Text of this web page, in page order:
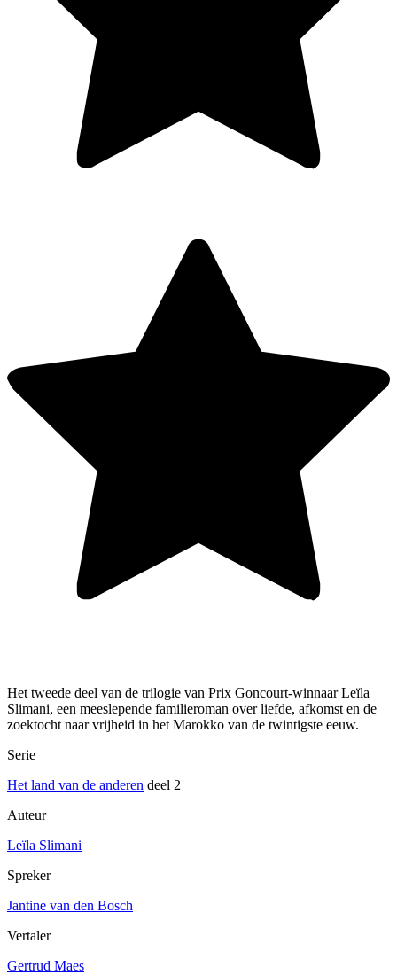
Het tweede deel van de trilogie van Prix Goncourt-winnaar Leïla
Slimani, een meeslepende familieroman over liefde, afkomst en de
zoektocht naar vrijheid in het Marokko van de twintigste eeuw.
Serie
Het land van de anderen deel 2
Auteur
Leïla Slimani
Spreker
Jantine van den Bosch
Vertaler
Gertrud Maes